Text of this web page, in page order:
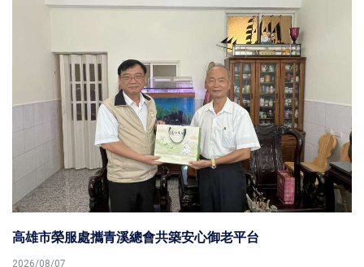
高雄市榮服處攜青溪總會共築安心御老平台
2026/08/07